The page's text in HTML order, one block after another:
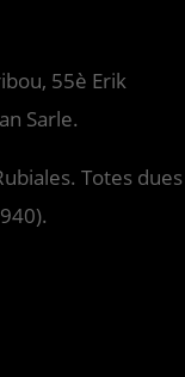
55è Erik
Sarle.
Totes dues